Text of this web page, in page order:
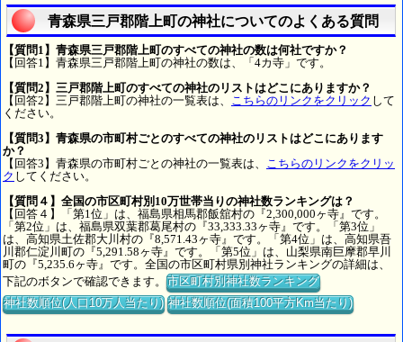
青森県三戸郡階上町の神社についてのよくある質問
【質問1】青森県三戸郡階上町のすべての神社の数は何社ですか？
【回答1】青森県三戸郡階上町の神社の数は、「4カ寺」です。
【質問2】三戸郡階上町のすべての神社のリストはどこにありますか？
【回答2】三戸郡階上町の神社の一覧表は、 こちらのリンクをクリック して
ください。
【質問3】青森県の市町村ごとのすべての神社のリストはどこにあります
か？
【回答3】青森県の市町村ごとの神社の一覧表は、 こちらのリンクをクリッ
ク してください。
【質問４】全国の市区町村別10万世帯当りの神社数ランキングは？
【回答４】「第1位」は、福島県相馬郡飯舘村の『2,300,000ヶ寺』です。
「第2位」は、福島県双葉郡葛尾村の『33,333.33ヶ寺』です。「第3位」
は、高知県土佐郡大川村の『8,571.43ヶ寺』です。「第4位」は、高知県吾
川郡仁淀川町の『5,291.58ヶ寺』です。「第5位」は、山梨県南巨摩郡早川
町の『5,235.6ヶ寺』です。全国の市区町村県別神社ランキングの詳細は、
下記のボタンで確認できます。市区町村別神社数ランキング
神社数順位(人口10万人当たり) 神社数順位(面積100平方Km当たり)